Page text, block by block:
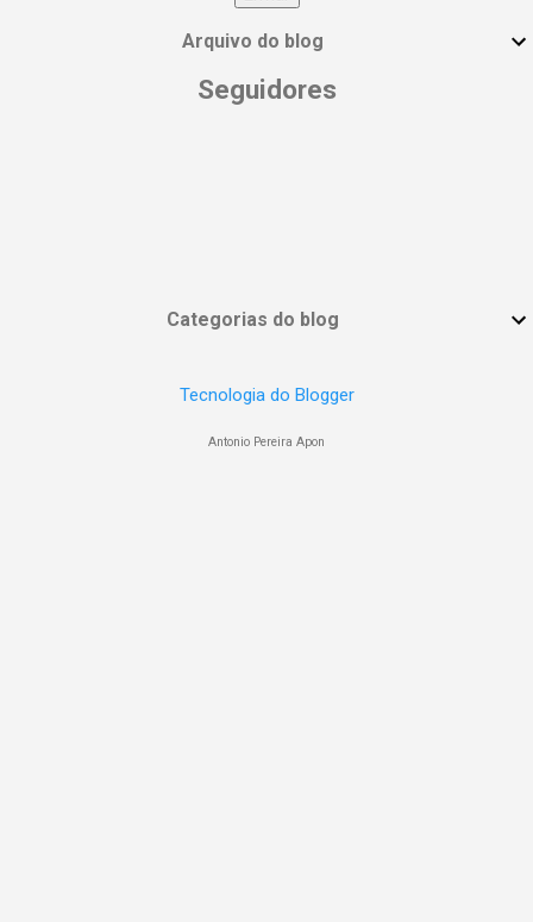
#MulheresPoderosas #VocêÉUmaDeusa
Arquivo do blog
Seguidores
Categorias do blog
Tecnologia do Blogger
Antonio Pereira Apon